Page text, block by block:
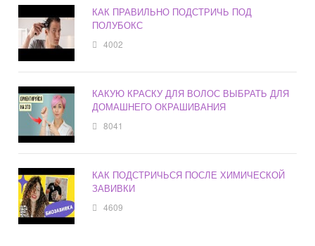
КАК ПРАВИЛЬНО ПОДСТРИЧЬ ПОД
ПОЛУБОКС
4002
КАКУЮ КРАСКУ ДЛЯ ВОЛОС ВЫБРАТЬ ДЛЯ
ДОМАШНЕГО ОКРАШИВАНИЯ
8041
КАК ПОДСТРИЧЬСЯ ПОСЛЕ ХИМИЧЕСКОЙ
ЗАВИВКИ
4609